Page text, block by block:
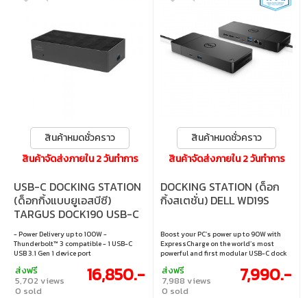
สินค้าหมดชั่วคราว
สินค้าจัดส่งภายใน 2 วันทำการ
USB-C DOCKING STATION
(ด็อกกิ้งแบบยูเอสบีซี)
TARGUS DOCK190 USB-C
UNIVERSAL DV4K
DOCKING STATION WITH
100W POWER DELIVERY
(DOCK190APZ-91)
- Power Delivery up to 100W -
Thunderbolt™ 3 compatible - 1 USB-C
USB 3.1 Gen 1 device port
ส่งฟรี
5,702 views
0 sold
16,850.-
สินค้าหมดชั่วคราว
สินค้าจัดส่งภายใน 2 วันทำการ
DOCKING STATION (ด็อก
กิ้งสเตชั่น) DELL WD19S
Boost your PC’s power up to 90W with
ExpressCharge on the world’s most
powerful and first modular USB-C dock
ส่งฟรี
7,988 views
0 sold
7,990.-